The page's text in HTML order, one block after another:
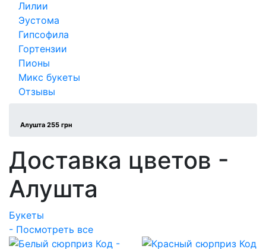
Лилии
Эустома
Гипсофила
Гортензии
Пионы
Микс букеты
Отзывы
Алушта 255 грн
Доставка цветов -
Алушта
Букеты
- Посмотреть все